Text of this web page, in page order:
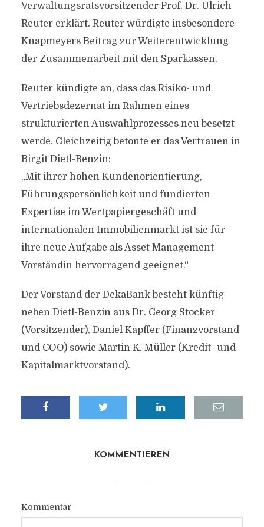
Verwaltungsratsvorsitzender Prof. Dr. Ulrich
Reuter erklärt. Reuter würdigte insbesondere
Knapmeyers Beitrag zur Weiterentwicklung
der Zusammenarbeit mit den Sparkassen.
Reuter kündigte an, dass das Risiko- und
Vertriebsdezernat im Rahmen eines
strukturierten Auswahlprozesses neu besetzt
werde. Gleichzeitig betonte er das Vertrauen in
Birgit Dietl-Benzin:
„Mit ihrer hohen Kundenorientierung,
Führungspersönlichkeit und fundierten
Expertise im Wertpapiergeschäft und
internationalen Immobilienmarkt ist sie für
ihre neue Aufgabe als Asset Management-
Vorständin hervorragend geeignet.“
Der Vorstand der DekaBank besteht künftig
neben Dietl-Benzin aus Dr. Georg Stocker
(Vorsitzender), Daniel Kapffer (Finanzvorstand
und COO) sowie Martin K. Müller (Kredit- und
Kapitalmarktvorstand).
KOMMENTIEREN
Kommentar